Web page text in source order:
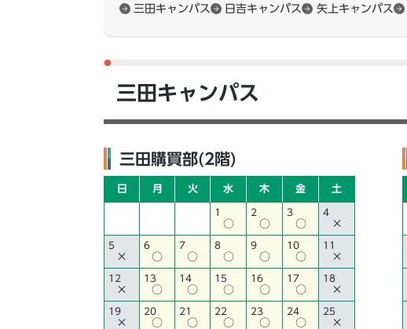
三田キャンパス 日吉キャンパス 矢上キャンパス
三田キャンパス
三田購買部(2階)
日 月 火 水 木 金 土
1
○
2
○
3
○
4
×
5
×
6
○
7
○
8
○
9
○
10
○
11
×
12
×
13
○
14
○
15
○
16
○
17
○
18
×
19
×
20
○
21
○
22
○
23
○
24
○
25
×